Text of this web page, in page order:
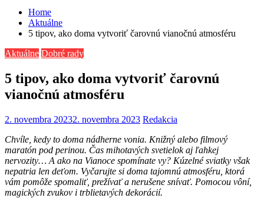
Home
Aktuálne
5 tipov, ako doma vytvoriť čarovnú vianočnú atmosféru
Aktuálne Dobré rady
5 tipov, ako doma vytvoriť čarovnú
vianočnú atmosféru
2. novembra 20232. novembra 2023 Redakcia
Chvíle, kedy to doma nádherne vonia. Knižný alebo filmový
maratón pod perinou. Čas mihotavých svetielok aj ľahkej
nervozity… A ako na Vianoce spomínate vy? Kúzelné sviatky však
nepatria len deťom. Vyčarujte si doma tajomnú atmosféru, ktorá
vám pomôže spomaliť, prežívať a nerušene snívať. Pomocou vôní,
magických zvukov i trblietavých dekorácií.